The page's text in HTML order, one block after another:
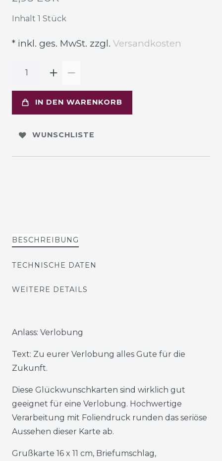
Inhalt 1 Stück
* inkl. ges. MwSt. zzgl. Versandkosten
IN DEN WARENKORB
WUNSCHLISTE
BESCHREIBUNG
TECHNISCHE DATEN
WEITERE DETAILS
Anlass: Verlobung
Text: Zu eurer Verlobung alles Gute für die
Zukunft.
Diese Glückwunschkarten sind wirklich gut
geeignet für eine Verlobung. Hochwertige
Verarbeitung mit Foliendruck runden das seriöse
Aussehen dieser Karte ab.
Grußkarte 16 x 11 cm, Briefumschlag,